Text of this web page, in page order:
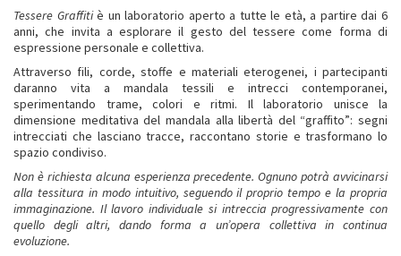
Tessere Graffitiè un laboratorio aperto a tutte le età, a partire dai 6
anni, che invita a esplorare il gesto del tessere come forma di
espressione personale e collettiva.
Attraverso fili, corde, stoffe e materiali eterogenei, i partecipanti
daranno vita a mandala tessili e intrecci contemporanei,
sperimentando trame, colori e ritmi. Il laboratorio unisce la
dimensione meditativa del mandala alla libertà del “graffito”: segni
intrecciati che lasciano tracce, raccontano storie e trasformano lo
spazio condiviso.
Non è richiesta alcuna esperienza precedente. Ognuno potrà avvicinarsi
alla tessitura in modo intuitivo, seguendo il proprio tempo e la propria
immaginazione. Il lavoro individuale si intreccia progressivamente con
quello degli altri, dando forma a un’opera collettiva in continua
evoluzione.